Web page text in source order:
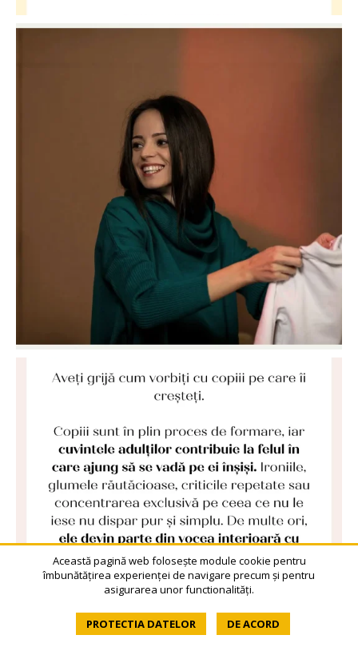
Această pagină web folosește module cookie pentru
îmbunătățirea experienței de navigare precum și pentru
asigurarea unor functionalități.
PROTECTIA DATELOR DE ACORD